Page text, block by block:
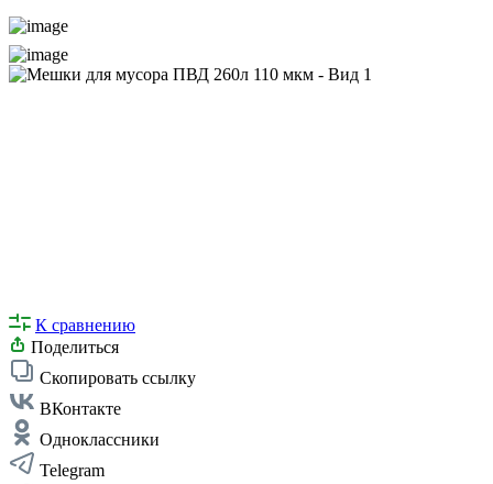
К сравнению
Поделиться
Скопировать ссылку
ВКонтакте
Одноклассники
Telegram